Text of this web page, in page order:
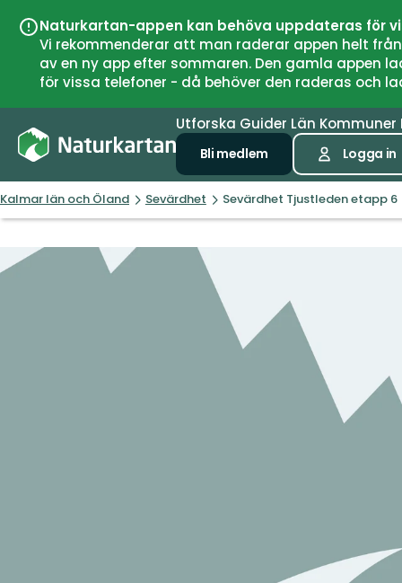
Naturkartan-appen kan behöva uppdateras för
Vi rekommenderar att man raderar appen helt
av en ny app efter sommaren. Den gamla
för vissa telefoner - då behöver den raderas och
Utforska Guider Län Kommuner
Bli medlem Logga in
Kalmar län och Öland Sevärdhet Sevärdhet Tjustleden etapp 6